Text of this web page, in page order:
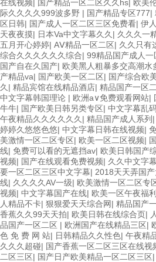
在线视频| 国产精品一区二区久久hs| 欧美
际久久久久999波多野 | 国产精品专区777|
区日韩| 国产成人一区二区三区免费看| 伊
天夜夜摸| 日本Va中文字幕久久 | 久久久一
五月开心婷婷| AⅤ精品一区二区| 久久只有
综合久久久久久久综合| 99精品国产成人一
国产自在久国产| 欧美黑人粗暴多交高潮水
产精品va| 国产欧美一区二区| 国产综合欧
久 | 精品宾馆在线精品酒店| 精品国产一区
中文字幕韩国理论 | 欧洲a∨免费观看网站|
牛牛| 国产欧美日韩另类专区| 中文字幕乱
午夜精品久久久久久久 | 精品国产成人系列 |
婷婷久悠悠色悠| 中文字幕日韩在线视频|
美激情一区二区专区| 欧美一区二区视频|
线| 免费可以看的无遮挡av| 欧美日韩国产
视频| 国产在线观看免费视频| 久久中文字
要一区二区三区中文字幕| 2018天天弄国
线| 久久久久AV一级| 欧美激情一区二区专
视频| 中文字幕国产在线| 欧美一区午夜福
人精品不卡| 狠狠爱天天综合网| 精品国产
香蕉久久99天天拍| 欧美日韩在线综合页|
品国产一区二区 | 欧洲国产在线精品三区|
色 免 费 网 站| 日韩精品久久性色| 午夜精
久久久超碰| 国产香蕉一区二区三区在线视
二区三区| 国产日产欧美精品一区二区三区|